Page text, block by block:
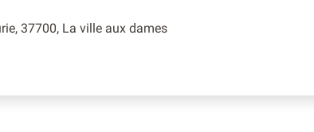
37700, La ville aux dames